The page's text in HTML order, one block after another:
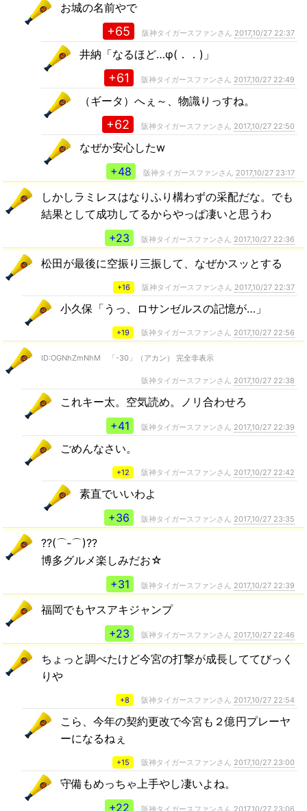
お城の名前やで
+65 阪神タイガースファンさん 2017,10/27 22:37
井納「なるほど…φ(．．)」
+61 阪神タイガースファンさん 2017,10/27 22:49
（ギータ）へぇ～、物識りっすね。
+62 阪神タイガースファンさん 2017,10/27 22:50
なぜか安心したw
+48
阪神タイガースファンさん 2017,10/27 23:17
しかしラミレスはなりふり構わずの采配だな。でも
結果として成功してるからやっぱ凄いと思うわ
+23
阪神タイガースファンさん 2017,10/27 22:36
松田が最後に空振り三振して、なぜかスッとする
+16 阪神タイガースファンさん 2017,10/27 22:37
小久保「うっ、ロサンゼルスの記憶が…」
+19 阪神タイガースファンさん 2017,10/27 22:56
ID:OGNhZmNhM 「-30」（アカン） 完全非表示
阪神タイガースファンさん 2017,10/27 22:38
これキー太。空気読め。ノリ合わせろ
+41
阪神タイガースファンさん 2017,10/27 22:39
ごめんなさい。
+12 阪神タイガースファンさん 2017,10/27 22:42
素直でいいわよ
+36
阪神タイガースファンさん 2017,10/27 23:35
??(⌒‐⌒)??
博多グルメ楽しみだお☆
+31
阪神タイガースファンさん 2017,10/27 22:39
福岡でもヤスアキジャンプ
+23
阪神タイガースファンさん 2017,10/27 22:46
ちょっと調べたけど今宮の打撃が成長しててびっく
りや
+8 阪神タイガースファンさん 2017,10/27 22:54
こら、今年の契約更改で今宮も２億円プレーヤ
ーになるねぇ
+15 阪神タイガースファンさん 2017,10/27 23:00
守備もめっちゃ上手やし凄いよね。
+22
阪神タイガースファンさん 2017,10/27 23:06